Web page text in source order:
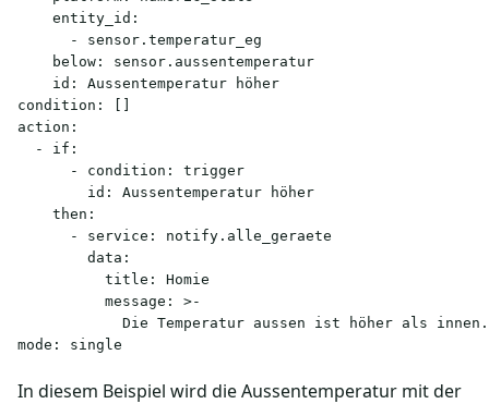
    entity_id:
      - sensor.temperatur_eg
    below: sensor.aussentemperatur
    id: Aussentemperatur höher
condition: []
action:
  - if:
      - condition: trigger
        id: Aussentemperatur höher
    then:
      - service: notify.alle_geraete
        data:
          title: Homie
          message: >-
Die Temperatur aussen ist höher als
mode: single
In diesem Beispiel wird die Aussentemperatur mit der